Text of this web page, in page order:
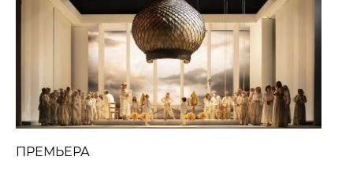
МЕДИА
НОВОСТИ
ПАРТНЕРЫ
ПРЕСС-СЛУЖБА
ПРЕМЬЕРА